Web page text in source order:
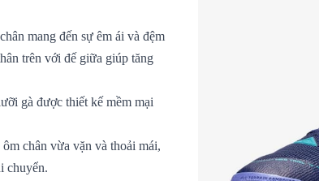
mang đến sự êm ái và đệm
trên với đế giữa giúp tăng
gà được thiết kế mềm mại
chân vừa vặn và thoải mái,
chuyển.